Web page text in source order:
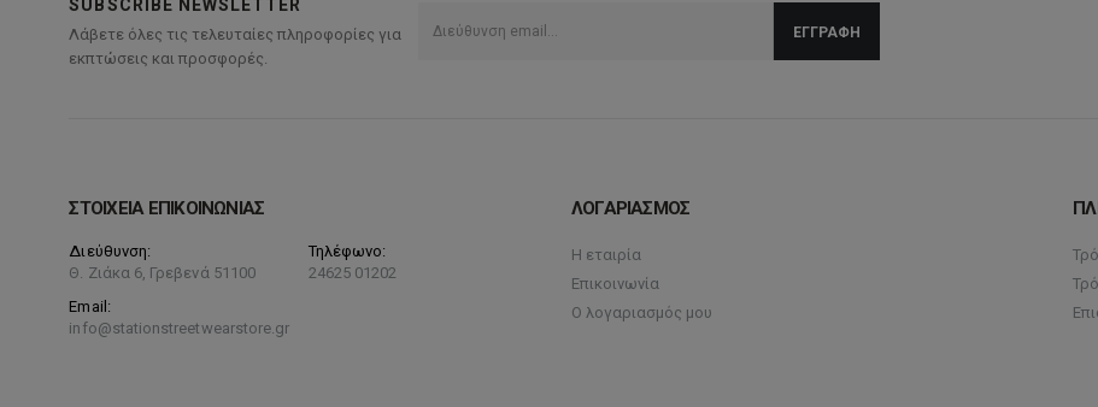
SUBSCRIBE NEWSLETTER
Λάβετε όλες τις τελευταίες πληροφορίες για
εκπτώσεις και προσφορές.
ΣΤΟΙΧΕΙΑ ΕΠΙΚΟΙΝΩΝΙΑΣ
Διεύθυνση:
Θ. Ζιάκα 6, Γρεβενά 51100
Τηλέφωνο:
24625 01202
Email:
info@stationstreetwearstore.gr
ΛΟΓΑΡΙΑΣΜΟΣ
Η εταιρία
Επικοινωνία
Ο λογαριασμός μου